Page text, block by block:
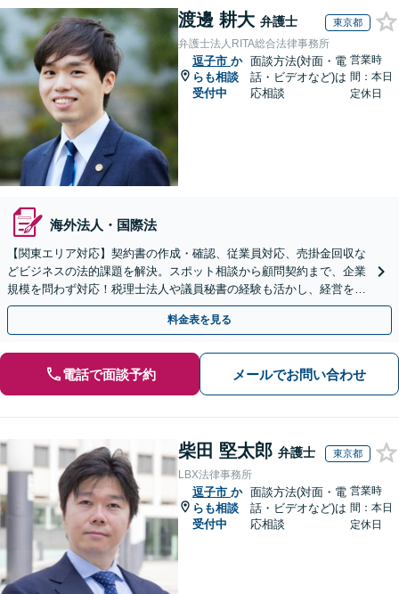
渡邊 耕大 弁護士 東京都
弁護士法人RITA総合法律事務所
逗子市 か
らも相談
受付中
面談方法(対面・電
話・ビデオなど)は
応相談
営業時
間：本日
定休日
海外法人・国際法
【関東エリア対応】契約書の作成・確認、従業員対応、売掛金回収な
どビジネスの法的課題を解決。スポット相談から顧問契約まで、企業
規模を問わず対応！税理士法人や議員秘書の経験も活かし、経営を法
務面から支えます【夜間や休日相談可｜オンライン相談可】
料金表を見る
電話で面談予約 メールでお問い合わせ
柴田 堅太郎 弁護士 東京都
LBX法律事務所
逗子市 か
らも相談
受付中
面談方法(対面・電
話・ビデオなど)は
応相談
営業時
間：本日
定休日